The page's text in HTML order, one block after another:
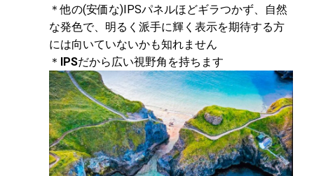
＊他の(安価な)IPSパネルほどギラつかず、自然
な発色で、明るく派手に輝く表示を期待する方
には向いていないかも知れません
＊
IPSだから広い視野角を持ちます